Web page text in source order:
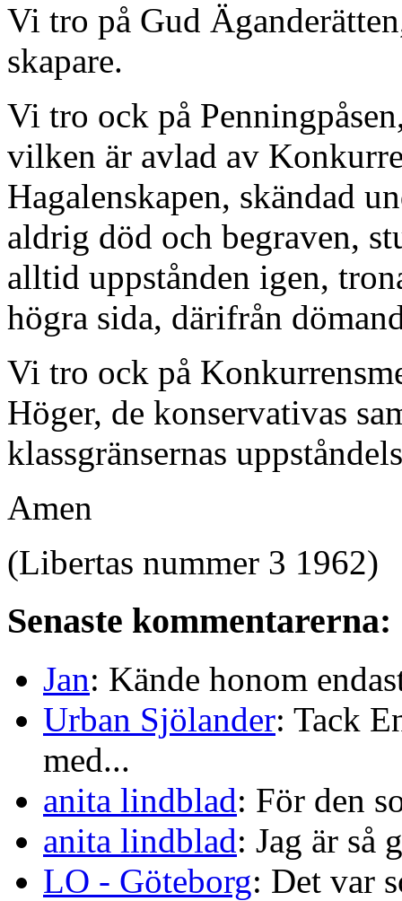
Vi tro på Gud
skapare.
Vi tro ock på
vilken är avlad av
Hagalenskapen, skändad
aldrig död och begraven,
alltid uppstånden igen,
högra sida, därifrån
Vi tro ock på
Höger, de konservativas
klassgränsernas
Amen
(Libertas nummer 3 1962)
Senaste kommentarerna:
Jan: Kände honom
Urban Sjölander: Tack
med...
anita lindblad: För den
anita lindblad: Jag är så
LO - Göteborg: Det var